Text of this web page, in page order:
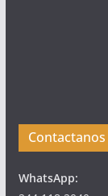
Contactanos
WhatsApp: